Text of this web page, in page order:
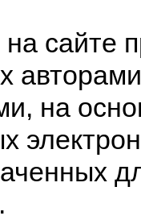
сайте
на